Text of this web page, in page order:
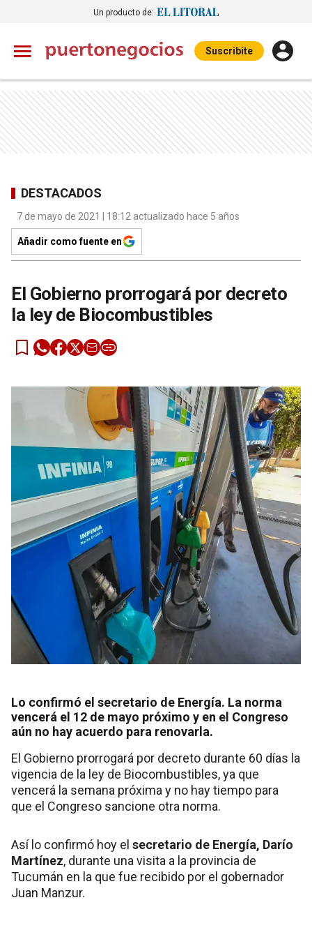
Un producto de:
Suscribite
DESTACADOS
7 de mayo de 2021 | 18:12 actualizado hace 5 años
Añadir como fuente en
El Gobierno prorrogará por decreto
la ley de Biocombustibles
Lo confirmó el secretario de Energía. La norma
vencerá el 12 de mayo próximo y en el Congreso
aún no hay acuerdo para renovarla.
El Gobierno prorrogará por decreto durante 60 días la
vigencia de la ley de Biocombustibles, ya que
vencerá la semana próxima y no hay tiempo para
que el Congreso sancione otra norma.
Así lo confirmó hoy el secretario de Energía, Darío
Martínez, durante una visita a la provincia de
Tucumán en la que fue recibido por el gobernador
Juan Manzur.